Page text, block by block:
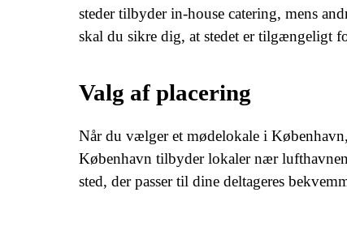
steder tilbyder in-house catering, mens
skal du sikre dig, at stedet er tilgængeligt
Valg af placering
Når du vælger et mødelokale i
København tilbyder lokaler nær
sted, der passer til dine deltageres